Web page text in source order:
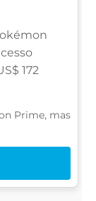
172
Prime, mas